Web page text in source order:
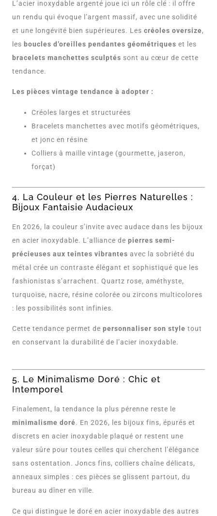
L’acier inoxydable argenté joue ici un rôle clé : il offre
un rendu qui évoque l’argent massif, avec une solidité
et une longévité bien supérieures. Les créoles oversize,
les boucles d’oreilles pendantes géométriques et les
bracelets manchettes sculptés sont au cœur de cette
tendance.
Les pièces vintage tendance à adopter :
Créoles larges et structurées
Bracelets manchettes avec motifs géométriques,
et jonc en résine
Colliers à maille vintage (gourmette, jaseron,
forçat)
4. La Couleur et les Pierres Naturelles :
Bijoux Fantaisie Audacieux
En 2026, la couleur s’invite avec audace dans les bijoux
en acier inoxydable. L’alliance de pierres semi-
précieuses aux teintes vibrantes avec la sobriété du
métal crée un contraste élégant et sophistiqué que les
fashionistas s’arrachent. Quartz rose, améthyste,
turquoise, nacre, résine colorée ou zircons multicolores
: les possibilités sont infinies.
Cette tendance permet de personnaliser son style tout
en conservant la durabilité de l’acier inoxydable.
5. Le Minimalisme Doré : Chic et
Intemporel
Finalement, la tendance la plus pérenne reste le
minimalisme doré. En 2026, les bijoux fins, épurés et
discrets en acier inoxydable plaqué or restent une
valeur sûre pour toutes celles qui cherchent l’élégance
sans ostentation. Joncs fins, colliers chaîne délicats,
anneaux simples : ces pièces se glissent partout, du
bureau au dîner en ville.
Ce qui distingue le doré en acier inoxydable des autres